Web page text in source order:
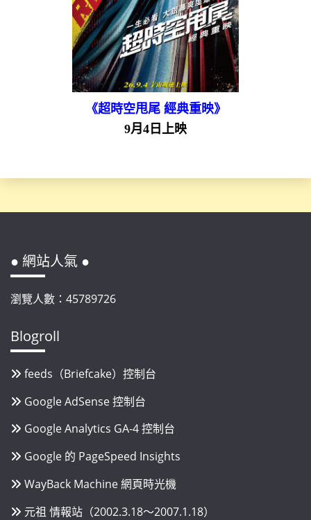
《超時空甩尾 經典重映》
9月4日上映
● 網站人氣 ●
瀏覽人數：45789726
Blogroll
feeds（Briefcake）控制台
Google AdSense 控制台
Google Analytics GA-4 控制台
Google 的 PageSpeed Insights
WayBack Machine 網頁時光機
元祖 情報站（2002.3.18～2007.1.18）